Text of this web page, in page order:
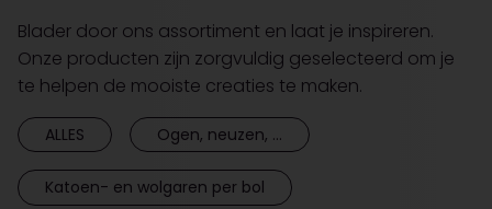
Blader door ons assortiment en laat je inspireren.
Onze producten zijn zorgvuldig geselecteerd om je
te helpen de mooiste creaties te maken.
ALLES Ogen, neuzen, ...
Katoen- en wolgaren per bol